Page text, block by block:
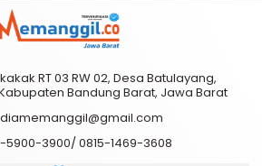
RT 03 RW 02, Desa Batulayang,
Bandung Barat, Jawa Barat
5900-3900/ 0815-1469-3608